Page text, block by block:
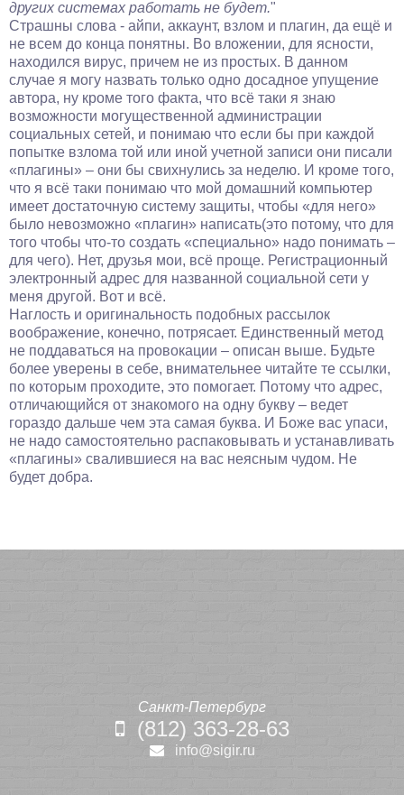
других системах работать не будет."
Страшны слова - айпи, аккаунт, взлом и плагин, да ещё и
не всем до конца понятны. Во вложении, для ясности,
находился вирус, причем не из простых. В данном
случае я могу назвать только одно досадное упущение
автора, ну кроме того факта, что всё таки я знаю
возможности могущественной администрации
социальных сетей, и понимаю что если бы при каждой
попытке взлома той или иной учетной записи они писали
«плагины» – они бы свихнулись за неделю. И кроме того,
что я всё таки понимаю что мой домашний компьютер
имеет достаточную систему защиты, чтобы «для него»
было невозможно «плагин» написать(это потому, что для
того чтобы что-то создать «специально» надо понимать –
для чего). Нет, друзья мои, всё проще. Регистрационный
электронный адрес для названной социальной сети у
меня другой. Вот и всё.
Наглость и оригинальность подобных рассылок
воображение, конечно, потрясает. Единственный метод
не поддаваться на провокации – описан выше. Будьте
более уверены в себе, внимательнее читайте те ссылки,
по которым проходите, это помогает. Потому что адрес,
отличающийся от знакомого на одну букву – ведет
гораздо дальше чем эта самая буква. И Боже вас упаси,
не надо самостоятельно распаковывать и устанавливать
«плагины» свалившиеся на вас неясным чудом. Не
будет добра.
Санкт-Петербург
(812) 363-28-63
info@sigir.ru